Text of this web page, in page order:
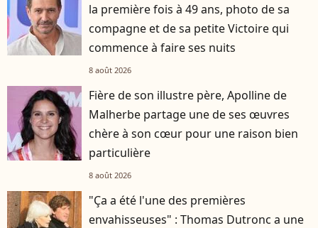
la première fois à 49 ans, photo de sa
compagne et de sa petite Victoire qui
commence à faire ses nuits
8 août 2026
Fière de son illustre père, Apolline de
Malherbe partage une de ses œuvres
chère à son cœur pour une raison bien
particulière
8 août 2026
"Ça a été l'une des premières
envahisseuses" : Thomas Dutronc a une